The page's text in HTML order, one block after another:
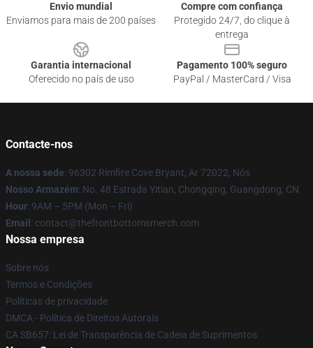
Envio mundial
Enviamos para mais de 200 países
Compre com confiança
Protegido 24/7, do clique à
entrega
Garantia internacional
Oferecido no país de uso
Pagamento 100% seguro
PayPal / MasterCard / Visa
Contacte-nos
A nossa sede: 96302 Rimfire Cove Bryant, Ar 72022, Nós
Nosso Armazém: No. 48 Estrada Yitian, Chongqing, Guangdong, CN
Hour: 9AM – 5PM (Mon – Fri)
Email : contact@thefrontbottomsmerch.com
Nossa empresa
Sobre nós
Termos e Condições
Políticas de privacidade
DMCA - Política de Direitos Autorais
CA SB657: Lei de Transparência de Cadeia de Suprimentos